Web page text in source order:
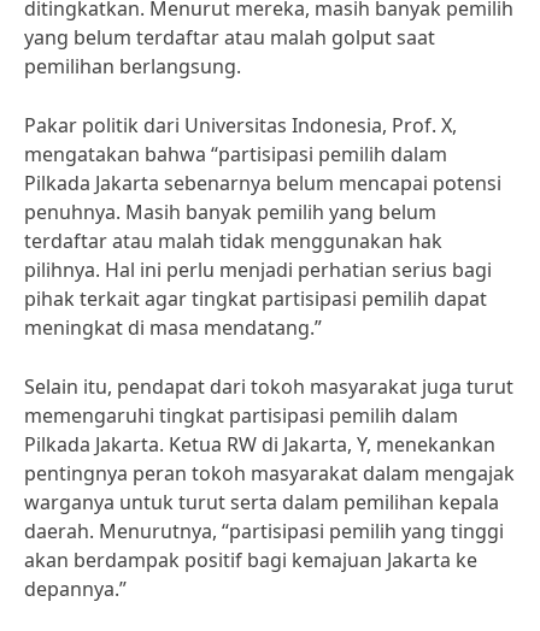
ditingkatkan. Menurut mereka, masih banyak pemilih
yang belum terdaftar atau malah golput saat
pemilihan berlangsung.
Pakar politik dari Universitas Indonesia, Prof. X,
mengatakan bahwa “partisipasi pemilih dalam
Pilkada Jakarta sebenarnya belum mencapai potensi
penuhnya. Masih banyak pemilih yang belum
terdaftar atau malah tidak menggunakan hak
pilihnya. Hal ini perlu menjadi perhatian serius bagi
pihak terkait agar tingkat partisipasi pemilih dapat
meningkat di masa mendatang.”
Selain itu, pendapat dari tokoh masyarakat juga turut
memengaruhi tingkat partisipasi pemilih dalam
Pilkada Jakarta. Ketua RW di Jakarta, Y, menekankan
pentingnya peran tokoh masyarakat dalam mengajak
warganya untuk turut serta dalam pemilihan kepala
daerah. Menurutnya, “partisipasi pemilih yang tinggi
akan berdampak positif bagi kemajuan Jakarta ke
depannya.”